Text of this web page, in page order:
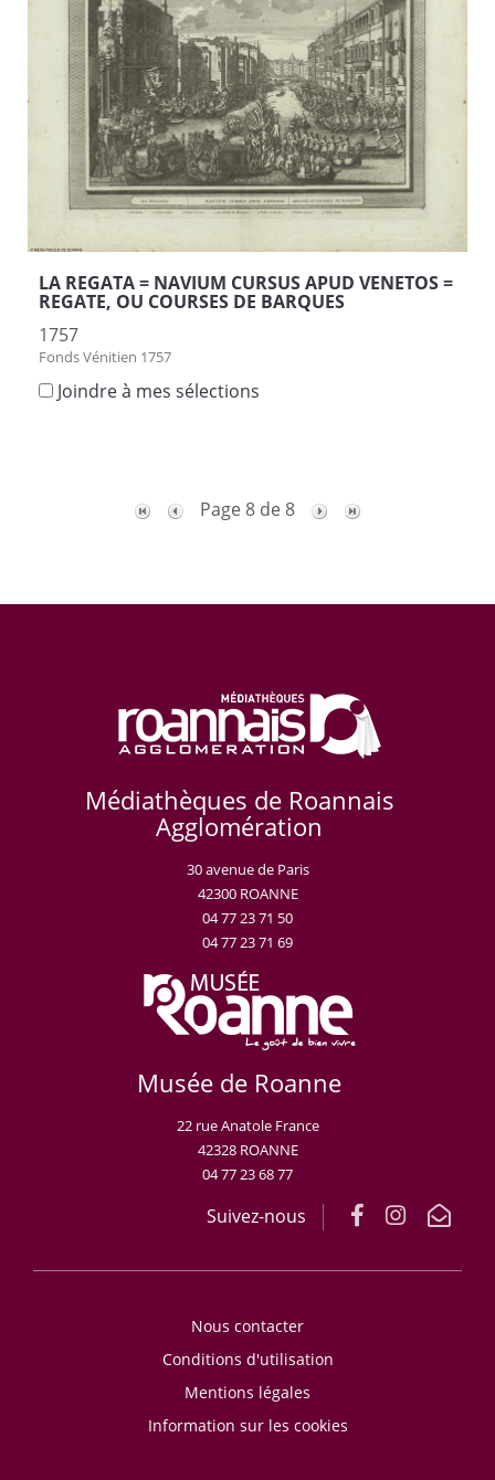
LA REGATA = NAVIUM CURSUS APUD VENETOS =
REGATE, OU COURSES DE BARQUES
1757
Fonds Vénitien 1757
Joindre à mes sélections
Page 8 de 8
Médiathèques de Roannais
Agglomération
30 avenue de Paris
42300 ROANNE
04 77 23 71 50
04 77 23 71 69
Musée de Roanne
22 rue Anatole France
42328 ROANNE
04 77 23 68 77
Suivez-nous
Nous contacter
Conditions d'utilisation
Mentions légales
Information sur les cookies